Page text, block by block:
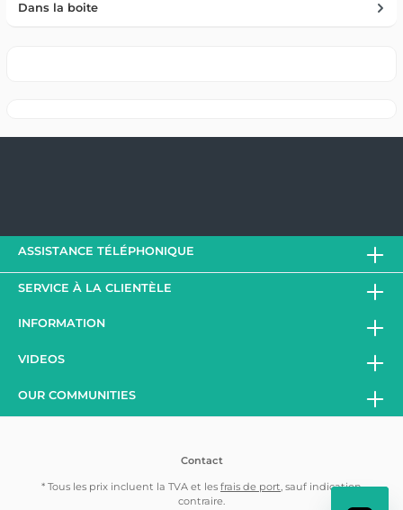
Dans la boite
ASSISTANCE TÉLÉPHONIQUE
SERVICE À LA CLIENTÈLE
INFORMATION
VIDEOS
OUR COMMUNITIES
Contact
* Tous les prix incluent la TVA et les frais de port, sauf indication
contraire.